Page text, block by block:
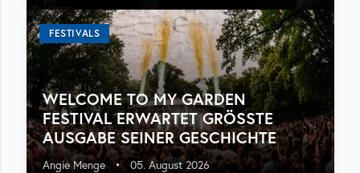
FESTIVALS
WELCOME TO MY GARDEN
FESTIVAL ERWARTET GRÖSSTE A
USGABE SEINER GESCHICHTE
Angie Menge • 05. August 2026